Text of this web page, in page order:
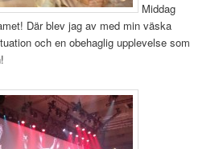
Middag
Där blev jag av med min väska
och en obehaglig upplevelse som